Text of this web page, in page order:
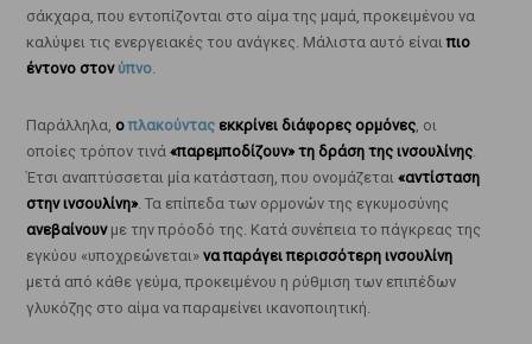
σάκχαρα, που εντοπίζονται στο αίμα της μαμά, προκειμένου να
καλύψει τις ενεργειακές του ανάγκες. Μάλιστα αυτό είναιπιο
έντονο στον ύπνο.
Παράλληλα, ο πλακούντας εκκρίνει διάφορες ορμόνες, οι
οποίες τρόπον τινά «παρεμποδίζουν» τη δράση της ινσουλίνης.
Έτσι αναπτύσσεται μία κατάσταση, που ονομάζεται «αντίσταση
στην ινσουλίνη». Τα επίπεδα των ορμονών της εγκυμοσύνης
ανεβαίνουνμε την πρόοδό της. Κατά συνέπεια το πάγκρεας της
εγκύου «υποχρεώνεται» να παράγει περισσότερη ινσουλίνη
μετά από κάθε γεύμα, προκειμένου η ρύθμιση των επιπέδων
γλυκόζης στο αίμα να παραμείνει ικανοποιητική.